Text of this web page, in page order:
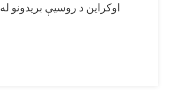
اوکراین د روسیې بریدونو